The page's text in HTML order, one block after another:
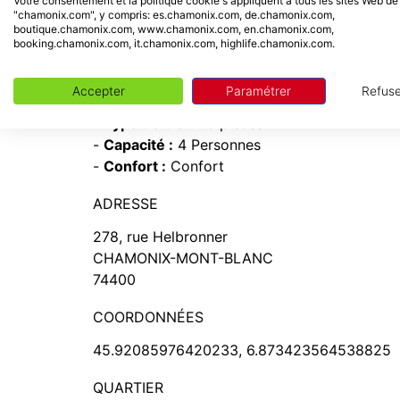
INFORMATION
-Village :CHAMONIX-MONT-BLANC
-Référence du bien :LITCHI
- Capacité : 4 Personnes
- Confort : Confort
ADRESSE
278, rue Helbronner
CHAMONIX-MONT-BLANC
74400
COORDONNÉES
45.92085976420233, 6.873423564538825
QUARTIER
"chamonix.com", y compris: es.chamonix.com, de.chamonix.com,
boutique.chamonix.com, www.chamonix.com, en.chamonix.com,
booking.chamonix.com, it.chamonix.com, highlife.chamonix.com.
Accepter Paramétrer